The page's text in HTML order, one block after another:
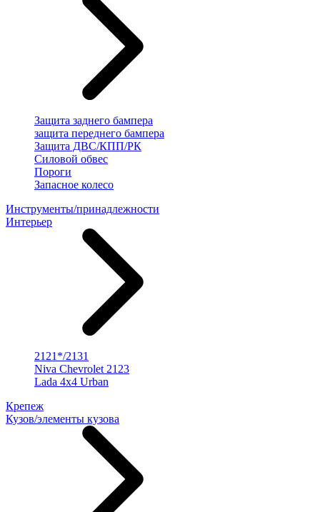
Защита заднего бампера
защита переднего бампера
Защита ДВС/КПП/РК
Силовой обвес
Пороги
Запасное колесо
Инструменты/принадлежности
Интерьер
2121*/2131
Niva Chevrolet 2123
Lada 4x4 Urban
Крепеж
Кузов/элементы кузова